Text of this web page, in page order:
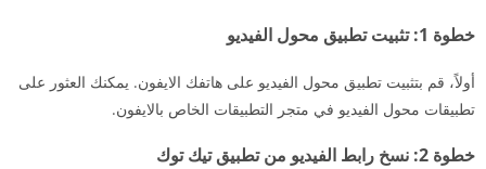
خطوة 1: تثبيت تطبيق محول الفيديو
أولاً، قم بتثبيت تطبيق محول الفيديو على هاتفك الايفون. يمكنك العثور على
تطبيقات محول الفيديو في متجر التطبيقات الخاص بالايفون.
خطوة 2: نسخ رابط الفيديو من تطبيق تيك توك